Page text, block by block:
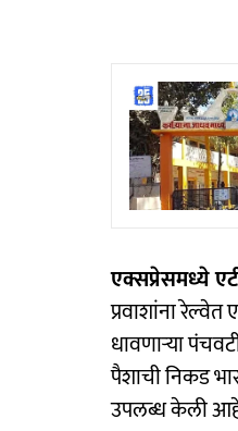
एक्सप्रेसमध्ये
प्रवाशांना
धावणाऱ्या
पैशाची निकड
उपलब्ध केली आहे.